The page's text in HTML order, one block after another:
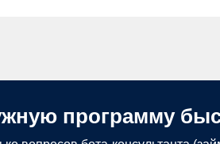
программу